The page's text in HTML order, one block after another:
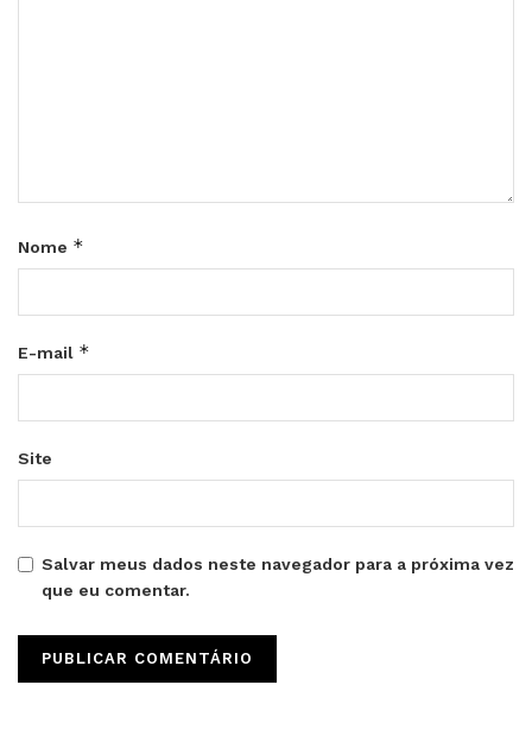
Nome *
E-mail *
Site
Salvar meus dados neste navegador para a próxima vez
que eu comentar.